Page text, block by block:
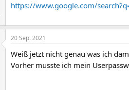
https://www.google.com/
20 Sep. 2021
Weiß jetzt nicht genau was ich
Vorher musste ich mein